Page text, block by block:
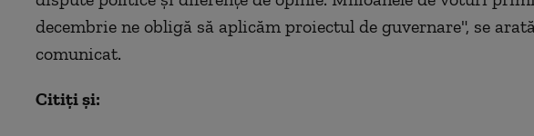
decembrie ne obligă să aplicăm proiectul de guvernare", se
comunicat.
Citiţi şi: